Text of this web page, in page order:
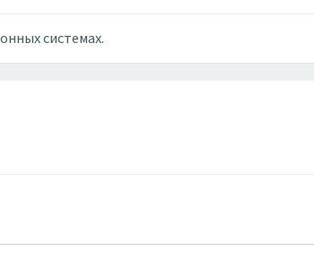
системах.